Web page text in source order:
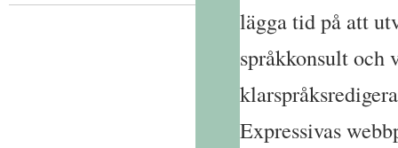
lägga tid på att
språkkonsult och
Expressivas